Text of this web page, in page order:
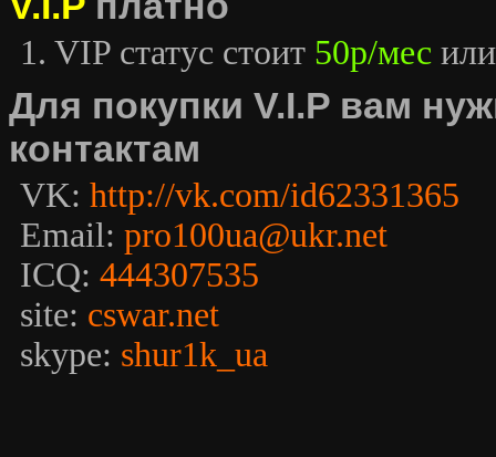
1. VIP статус стоит 50р/мес
Для покупки V.I.P вам
контактам
VK: http://vk.com/id62331365
Email: pro100ua@ukr.net
ICQ: 444307535
site: cswar.net
skype: shur1k_ua